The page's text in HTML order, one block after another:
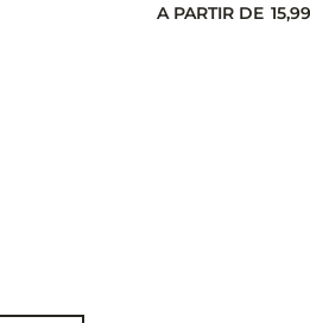
A PARTIR DE